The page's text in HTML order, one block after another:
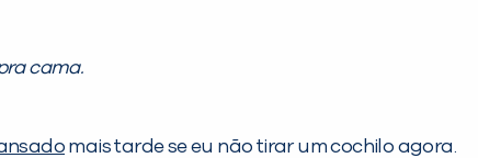
cama.
mais tarde se eu não tirar um cochilo agora.